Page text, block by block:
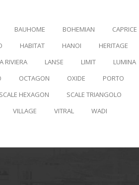
BAUHOME BOHEMIAN CAPRICE
HABITAT HANOI HERITAGE
RIVIERA LANSE LIMIT LUMINA
OCTAGON OXIDE PORTO
SCALE HEXAGON SCALE TRIANGOLO
VILLAGE VITRAL WADI